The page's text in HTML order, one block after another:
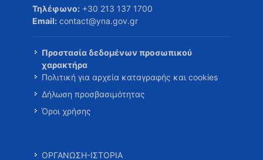
Τηλέφωνο: +30 213 137 1700
Email: contact@yna.gov.gr
Προστασία δεδομένων προσωπικού
χαρακτήρα
Πολιτική για αρχεία καταγραφής και cookies
Δήλωση προσβασιμότητας
Όροι χρήσης
ΟΡΓΑΝΩΣΗ-ΙΣΤΟΡΙΑ